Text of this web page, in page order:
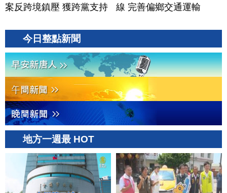
案反跨境鎮壓 獲跨黨支持
線 完善偏鄉交通運輸
今日整點新聞
地方一週最 HOT